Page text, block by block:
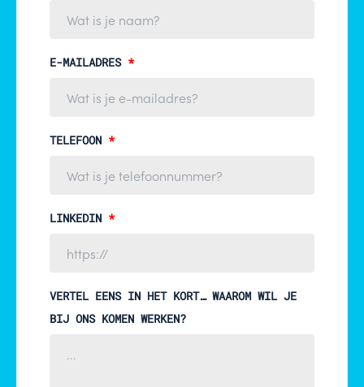
E-MAILADRES *
TELEFOON *
LINKEDIN *
VERTEL EENS IN HET KORT… WAAROM WIL JE
BIJ ONS KOMEN WERKEN?